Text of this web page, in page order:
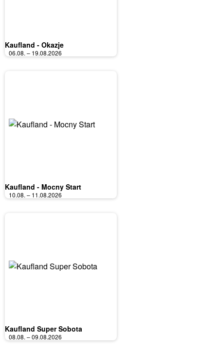
Kaufland - Okazje
06.08. – 19.08.2026
Kaufland - Mocny Start
10.08. – 11.08.2026
Kaufland Super Sobota
08.08. – 09.08.2026